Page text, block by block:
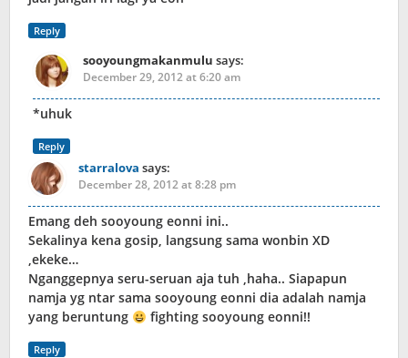
Reply
sooyoungmakanmulu says:
December 29, 2012 at 6:20 am
*uhuk
Reply
starralova says:
December 28, 2012 at 8:28 pm
Emang deh sooyoung eonni ini..
Sekalinya kena gosip, langsung sama wonbin XD
,ekeke…
Nganggepnya seru-seruan aja tuh ,haha.. Siapapun
namja yg ntar sama sooyoung eonni dia adalah namja
yang beruntung
fighting sooyoung eonni!!
Reply